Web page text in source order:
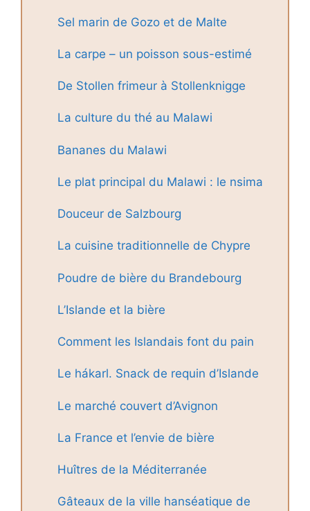
Sel marin de Gozo et de Malte
La carpe – un poisson sous-estimé
De Stollen frimeur à Stollenknigge
La culture du thé au Malawi
Bananes du Malawi
Le plat principal du Malawi : le nsima
Douceur de Salzbourg
La cuisine traditionnelle de Chypre
Poudre de bière du Brandebourg
L’Islande et la bière
Comment les Islandais font du pain
Le hákarl. Snack de requin d’Islande
Le marché couvert d’Avignon
La France et l’envie de bière
Huîtres de la Méditerranée
Gâteaux de la ville hanséatique de